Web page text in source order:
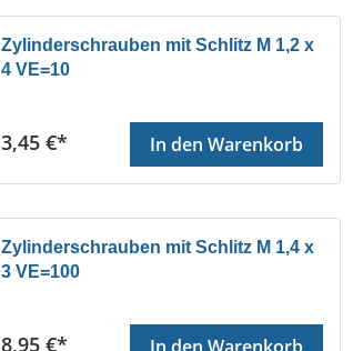
Zylinderschrauben mit Schlitz M 1,2 x
4 VE=10
Regulärer Preis:
3,45 €* In den Warenkorb
Zylinderschrauben mit Schlitz M 1,4 x
3 VE=100
Regulärer Preis:
8,95 €*